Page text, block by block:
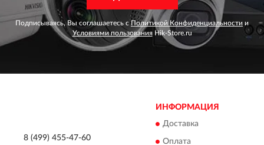
Подписываясь, Вы соглашаетесь сПолитикой Конфиденциальности и
Условиями пользованияHik-Store.ru
8 (499) 455-47-60
ИНФОРМАЦИЯ
Доставка
Оплата